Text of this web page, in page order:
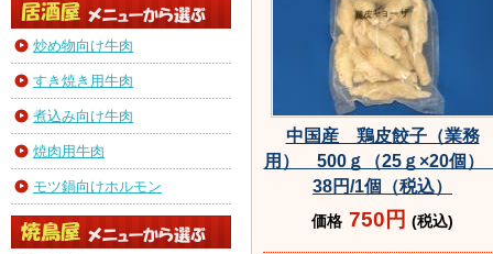
炒め物向け牛肉
すき焼き用牛肉
煮込み向け牛肉
焼肉用牛肉
モツ鍋向けホルモン
中国産 鶏皮餃子（業務
用） 500ｇ（25ｇ×20個
38円/1個（税込）
価格 750円 (税込)